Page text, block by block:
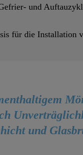
und
für die Installation
und